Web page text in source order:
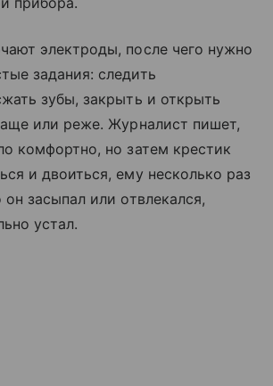
электроды, после чего нужно
задания: следить
зубы, закрыть и открыть
или реже. Журналист пишет,
комфортно, но затем крестик
и двоиться, ему несколько раз
он засыпал или отвлекался,
устал.